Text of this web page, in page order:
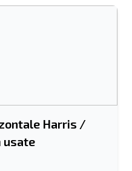
Harris /
usate